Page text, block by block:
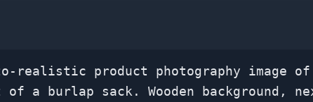
realistic product photography image of
of a burlap sack. Wooden background,